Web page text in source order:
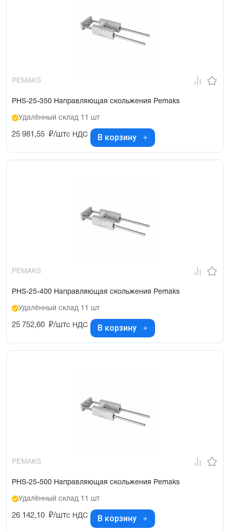
PEMAKS
PHS-25-350 Направляющая скольжения Pemaks
Удалённый склад 11 шт
25 981,55 ₽/штс НДС В корзину
PEMAKS
PHS-25-400 Направляющая скольжения Pemaks
Удалённый склад 11 шт
25 752,60 ₽/штс НДС В корзину
PEMAKS
PHS-25-500 Направляющая скольжения Pemaks
Удалённый склад 11 шт
26 142,10 ₽/штс НДС В корзину